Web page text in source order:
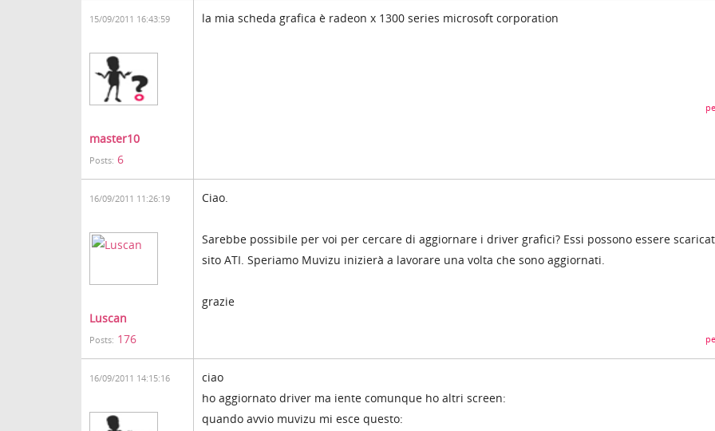
15/09/2011 16:43:59
master10
Posts: 6
la mia scheda grafica è radeon x 1300 series microsoft corporation
16/09/2011 11:26:19
Luscan
Posts: 176
Ciao.
Sarebbe possibile per voi per cercare di aggiornare i driver grafici? Essi possono essere
sito ATI. Speriamo Muvizu inizierà a lavorare una volta che sono aggiornati.
grazie
16/09/2011 14:15:16
ciao
ho aggiornato driver ma iente comunque ho altri screen:
quando avvio muvizu mi esce questo: